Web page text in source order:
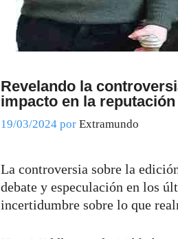
Revelando la
impacto en la
19/03/2024 por Extramundo
La controversia sobre la
debate y especulación en los
incertidumbre sobre lo que